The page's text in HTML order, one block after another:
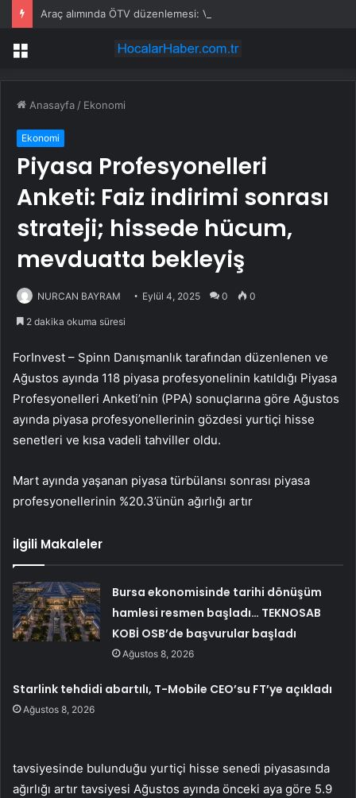
Menü
Anasayfa / Ekonomi
Ekonomi
Piyasa Profesyonelleri
Anketi: Faiz indirimi sonrası
strateji; hissede hücum,
mevduatta bekleyiş
NURCAN BAYRAM Eylül 4, 2025 0 0
2 dakika okuma süresi
ForInvest – Spinn Danışmanlık tarafından düzenlenen ve
Ağustos ayında 118 piyasa profesyonelinin katıldığı Piyasa
Profesyonelleri Anketi’nin (PPA) sonuçlarına göre Ağustos
ayında piyasa profesyonellerinin gözdesi yurtiçi hisse
senetleri ve kısa vadeli tahviller oldu.
Mart ayında yaşanan piyasa türbülansı sonrası piyasa
profesyonellerinin %20.3’ünün ağırlığı artır
İlgili Makaleler
Bursa ekonomisinde tarihi dönüşüm
hamlesi resmen başladı… TEKNOSAB
KOBİ OSB’de başvurular başladı
Ağustos 8, 2026
Starlink tehdidi abartılı, T-Mobile CEO’su FT’ye açıkladı
Ağustos 8, 2026
tavsiyesinde bulunduğu yurtiçi hisse senedi piyasasında
ağırlığı artır tavsiyesi Ağustos ayında önceki aya göre 5.9